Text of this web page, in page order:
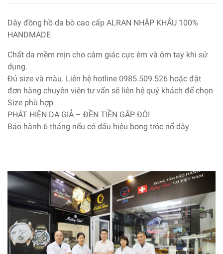
Dây đồng hồ da bò cao cấp ALRAN NHẬP KHẨU 100%
HANDMADE
Chất da mềm mịn cho cảm giác cực êm và ôm tay khi sử
dụng.
Đủ size và màu. Liên hệ hotline 0985.509.526 hoặc đặt
đơn hàng chuyên viên tư vấn sẽ liên hệ quý khách để chọn
Size phù hợp
PHÁT HIỆN DA GIẢ – ĐỀN TIỀN GẤP ĐÔI
Bảo hành 6 tháng nếu có dấu hiệu bong tróc nổ dây